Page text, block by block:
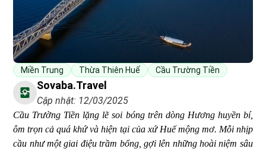
Miền Trung Thừa Thiên Huế Cầu Trường Tiền
Sovaba.travel
Cập nhật: 12/03/2025
Cầu Trường Tiền lặng lẽ soi bóng trên dòng Hương huyền bí,
ôm trọn cả quá khứ và hiện tại của xứ Huế mộng mơ. Mỗi nhịp
cầu như một giai điệu trầm bổng, gợi lên những hoài niệm sâu